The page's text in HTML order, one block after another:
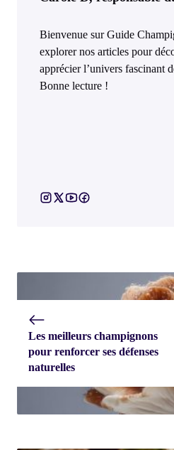
Bienvenue sur Guide
explorer nos articles pour
apprécier l’univers fascinant
Bonne lecture !
Les meilleurs champignons
pour renforcer ses défenses
naturelles